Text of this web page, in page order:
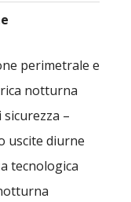
perimetrale e
notturna
sicurezza –
uscite diurne
tecnologica